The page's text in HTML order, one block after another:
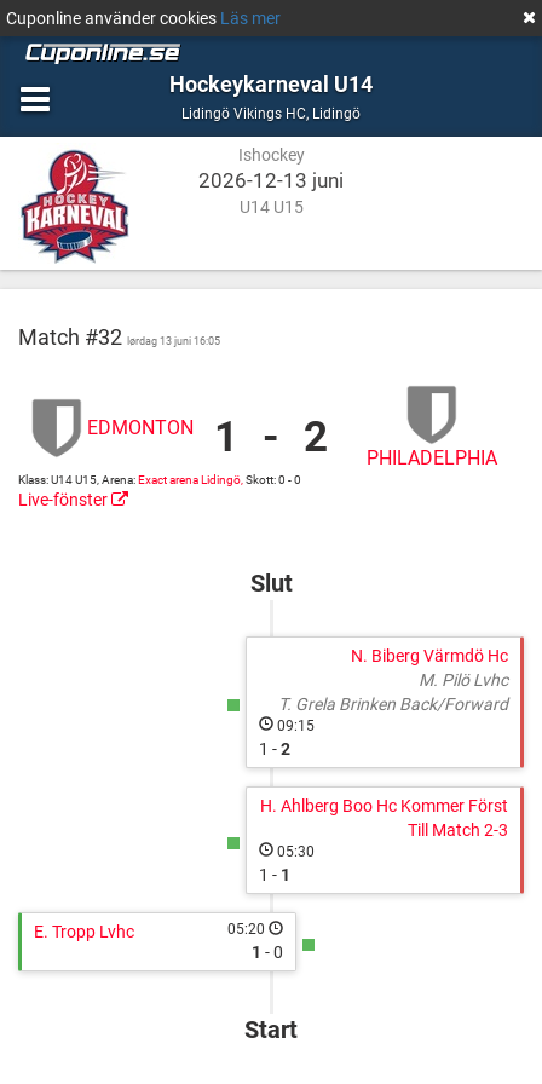
Cuponline använder cookies Läs mer
Hockeykarneval U14
Lidingö Vikings HC, Ishockey
LidingöLidingö
Ishockey
2026-12-13 juni
U14 U15
Match #32 lørdag 13 juni 16:05
Edmonton
Philadelphia
Exact
arena
Lidingö
Exact
EDMONTON 1 - 2 PHILADELPHIA
Klass: U14 U15, Arena:Exact arena Lidingö, Skott: 0 - 0
Live-fönster
Slut
N. Biberg Värmdö Hc
M. Pilö Lvhc
T. Grela Brinken Back/Forward
09:15
1 -2
H. Ahlberg Boo Hc Kommer Först
Till Match 2-3
05:30
1 - 1
E. Tropp Lvhc 05:20
1 - 0
Start